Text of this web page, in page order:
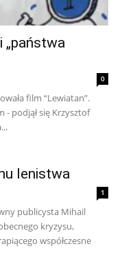
„państwa
0
film “Lewiatan”.
- podjął się Krzysztof
lenistwa
1
publicysta Mihail
kryzysu,
współczesne